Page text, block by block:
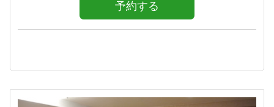
予約する